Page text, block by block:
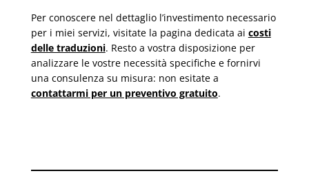
Per conoscere nel dettaglio l’investimento necessario
per i miei servizi, visitate la pagina dedicata ai costi
delle traduzioni. Resto a vostra disposizione per
analizzare le vostre necessità specifiche e fornirvi
una consulenza su misura: non esitate a
contattarmi per un preventivo gratuito.